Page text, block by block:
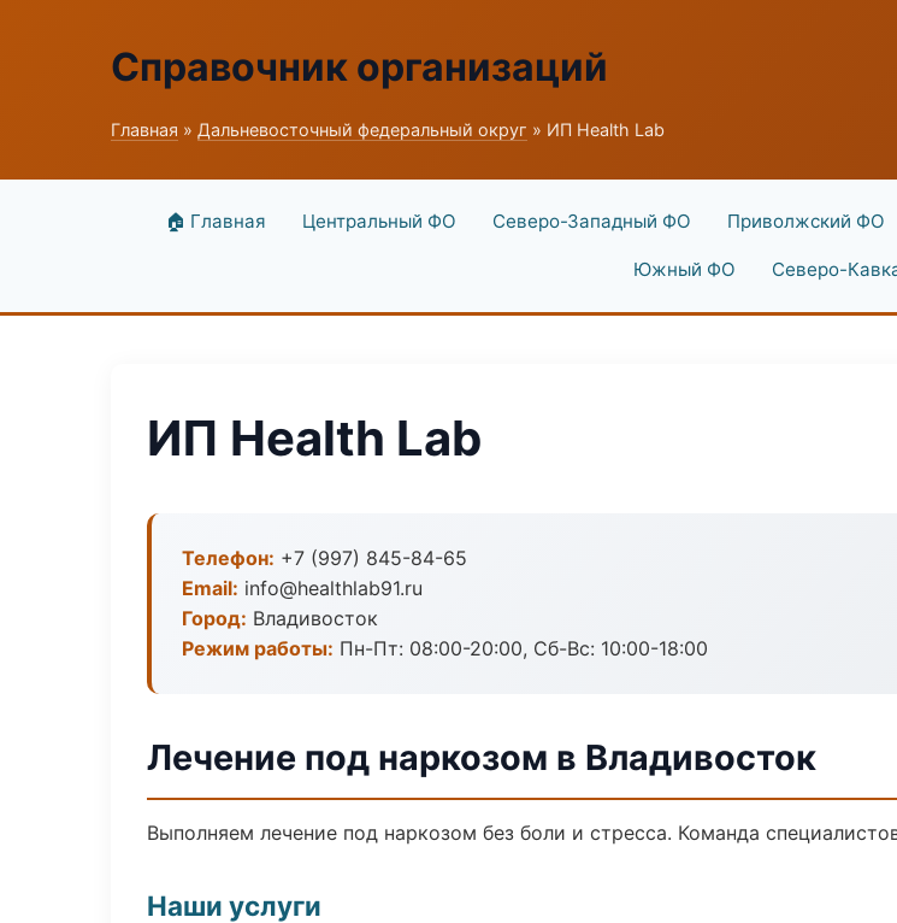
Справочник организаций
Главная » Дальневосточный федеральный округ » ИП Health Lab
🏠 Главная Центральный ФО Северо-Западный ФО Приволжский ФО
Южный ФО Северо-
ИП Health Lab
Телефон: +7 (997) 845-84-65
Email: info@healthlab91.ru
Город: Владивосток
Режим работы: Пн-Пт: 08:00-20:00, Сб-Вс: 10:00-18:00
Лечение под наркозом в Владивосток
Выполняем лечение под наркозом без боли и стресса. Команда
Наши услуги